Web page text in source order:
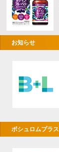
お知らせ
ボシュロムプラス